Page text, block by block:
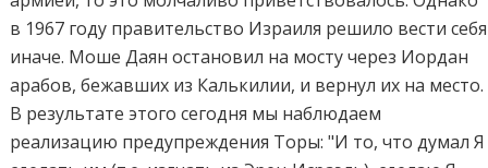
в 1967 году правительство Израиля решило вести себя
иначе. Моше Даян остановил на мосту через Иордан
арабов, бежавших из Калькилии, и вернул их на место.
В результате этого сегодня мы наблюдаем
реализацию предупреждения Торы: "И то, что думал Я